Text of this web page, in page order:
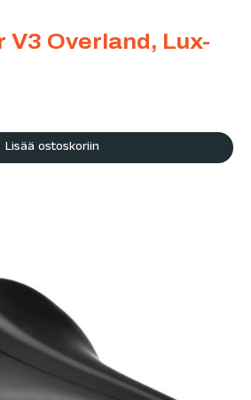
V3 Overland, Lux-
Lisää ostoskoriin